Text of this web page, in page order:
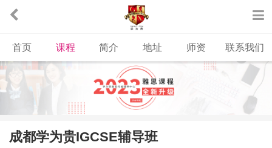
首页 课程 简介 地址 师资 联系我们
成都学为贵IGCSE辅导班